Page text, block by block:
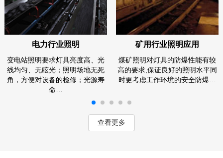
矿用行业照明应用
煤矿照明对灯具的防爆性能有较
高的要求,保证良好的照明水平同
时更考虑工作环境的安全防爆…
化工行业照明
石化照明主要需要具有质:量好,光
效高、寿命长,工作稳定、维护方
便、适应各种恶劣环境的系…